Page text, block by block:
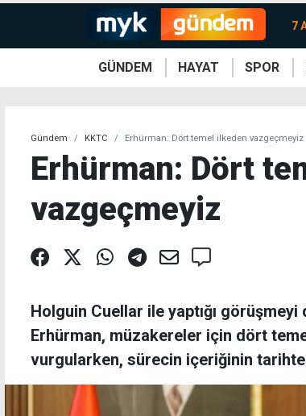
7
GÜNDEM HAYAT SPOR
Gündem KKTC Erhürman: Dört temel ilkeden vazgeçmeyiz
Erhürman: Dört
vazgeçmeyiz
Holguin Cuellar ile yaptığı
Erhürman, müzakereler için dört
vurgularken, sürecin içeriğinin